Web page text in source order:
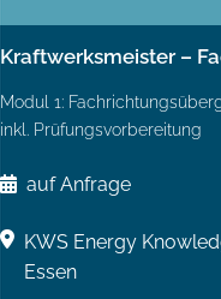
Kraftwerksmeister –
Modul 1:
inkl. Prüfungsvorbereitung
auf Anfrage
KWS Energy
Essen